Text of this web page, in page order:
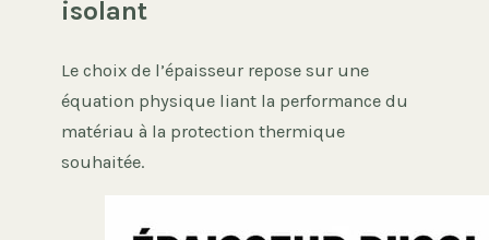
isolant
Le choix de l’épaisseur repose sur une
équation physique liant la performance du
matériau à la protection thermique
souhaitée.